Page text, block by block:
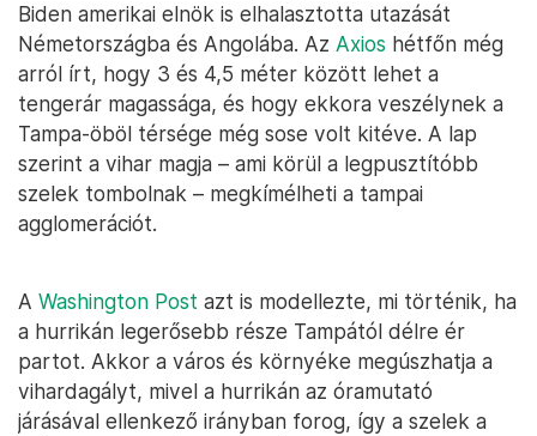
Biden amerikai elnök is elhalasztotta utazását
Németországba és Angolába. Az Axios hétfőn még
arról írt, hogy 3 és 4,5 méter között lehet a
tengerár magassága, és hogy ekkora veszélynek a
Tampa-öböl térsége még sose volt kitéve. A lap
szerint a vihar magja – ami körül a legpusztítóbb
szelek tombolnak – megkímélheti a tampai
agglomerációt.
A Washington Post azt is modellezte, mi történik, ha
a hurrikán legerősebb része Tampától délre ér
partot. Akkor a város és környéke megúszhatja a
vihardagályt, mivel a hurrikán az óramutató
járásával ellenkező irányban forog, így a szelek a